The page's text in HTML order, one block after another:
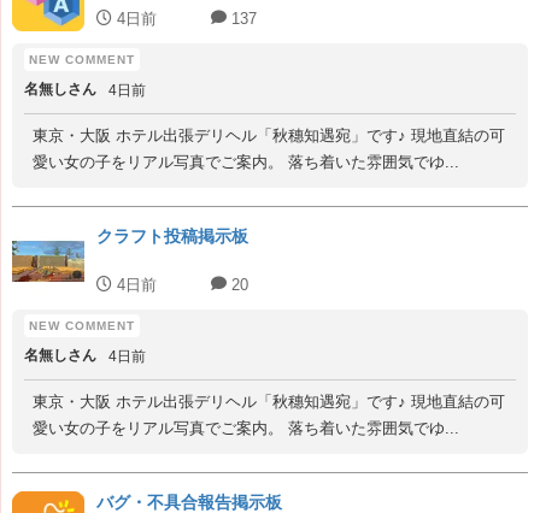
4日前 137
名無しさん 4日前
東京・大阪 ホテル出張デリヘル「秋穗知遇宛」です♪ 現地直結の可
愛い女の子をリアル写真でご案内。 落ち着いた雰囲気でゆ...
クラフト投稿掲示板
4日前 20
名無しさん 4日前
東京・大阪 ホテル出張デリヘル「秋穗知遇宛」です♪ 現地直結の可
愛い女の子をリアル写真でご案内。 落ち着いた雰囲気でゆ...
バグ・不具合報告掲示板